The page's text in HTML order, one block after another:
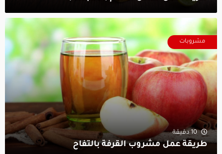
مشروبات
10 دقيقة
طريقة عمل مشروب القرفة بالتفاح